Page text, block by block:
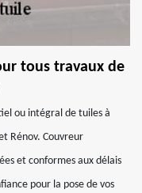
tous travaux de
ou intégral de tuiles à
Rénov. Couvreur
et conformes aux délais
pour la pose de vos